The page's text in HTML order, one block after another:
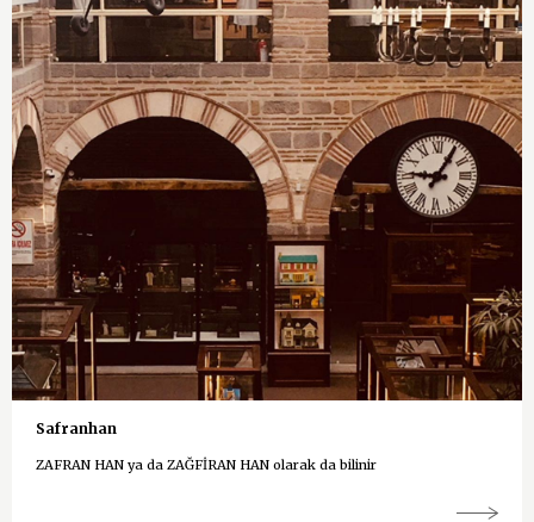
Safranhan
ZAFRAN HAN ya da ZAĞFİRAN HAN olarak da bilinir